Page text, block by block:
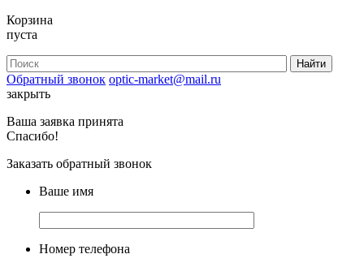
Корзина
пуста
Обратный звонок optic-market@mail.ru
закрыть
Ваша заявка принята
Спасибо!
Заказать обратный звонок
Ваше имя
Номер телефона